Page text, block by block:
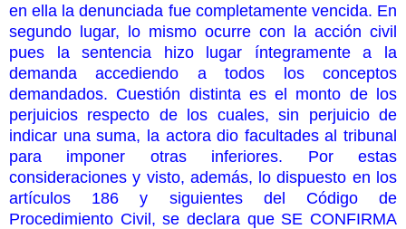
en ella la denunciada fue completamente vencida. En
segundo lugar, lo mismo ocurre con la acción civil
pues la sentencia hizo lugar íntegramente a la
demanda accediendo a todos los conceptos
demandados. Cuestión distinta es el monto de los
perjuicios respecto de los cuales, sin perjuicio de
indicar una suma, la actora dio facultades al tribunal
para imponer otras inferiores. Por estas
consideraciones y visto, además, lo dispuesto en los
artículos 186 y siguientes del Código de
Procedimiento Civil, se declara que SE CONFIRMA